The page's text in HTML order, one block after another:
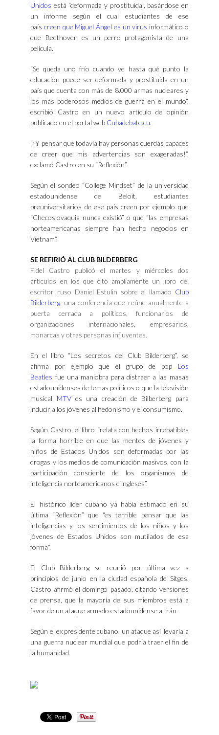
Unidos está “deformada y prostituida”, basándose en
un informe según el cual estudiantes de ese
paíscreen que Miguel Ángel es un virus informático o
que Beethoven es un perro protagonista de una
película.
“Se queda uno frío cuando ve hasta qué punto la
educación puede ser deformada y prostituida en un
país que cuenta con más de 8.000 armas nucleares y
los más poderosos medios de guerra en el mundo”,
escribió Castro en un nuevo artículo de opinión
publicado en el portal web Cubadebate.cu.
“¡Y pensar que todavía hay personas cuerdas capaces
de creer que mis advertencias son exageradas!”,
exclamó Castro en su “Reflexión”.
Según el sondeo “College Mindset” de la universidad
estadounidense de Beloit, estudiantes
preuniversitarios de ese país creen por ejemplo que
“Checoslovaquia nunca existió” o que “las empresas
norteamericanas siempre han hecho negocios en
Vietnam”.
SE REFIRIÓ AL CLUB BILDERBERG
Fidel Castro publicó el martes y miércoles dos
artículos en los que citó ampliamente un libro del
escritor ruso Daniel Estulin sobre el llamado Club
Bilderberg , una conferencia que reúne anualmente a
puerta cerrada a políticos, funcionarios de
organizaciones internacionales, empresarios,
monarcas y otras personas influyentes.
En el libro “Los secretos del Club Bilderberg”, se
afirma por ejemplo que el grupo de pop Los
Beatles fue una maniobra para distraer a las masas
estadounidenses de temas políticos o que la televisión
musical MTVes una creación de Bilberberg para
inducir a los jóvenes al hedonismo y el consumismo.
Según Castro, el libro “relata con hechos irrebatibles
la forma horrible en que las mentes de jóvenes y
niños de Estados Unidos son deformadas por las
drogas y los medios de comunicación masivos, con la
participación consciente de los organismos de
inteligencia norteamericanos e ingleses”.
El histórico líder cubano ya había estimado en su
última “Reflexión” que “es terrible pensar que las
inteligencias y los sentimientos de los niños y los
jóvenes de Estados Unidos son mutilados de esa
forma”.
El Club Bilderberg se reunió por última vez a
principios de junio en la ciudad española de Sitges.
Castro afirmó el domingo pasado, citando versiones
de prensa, que la mayoría de sus miembros está a
favor de un ataque armado estadounidense a Irán.
Según el ex presidente cubano, un ataque así llevaría a
una guerra nuclear mundial que podría traer el fin de
la humanidad.